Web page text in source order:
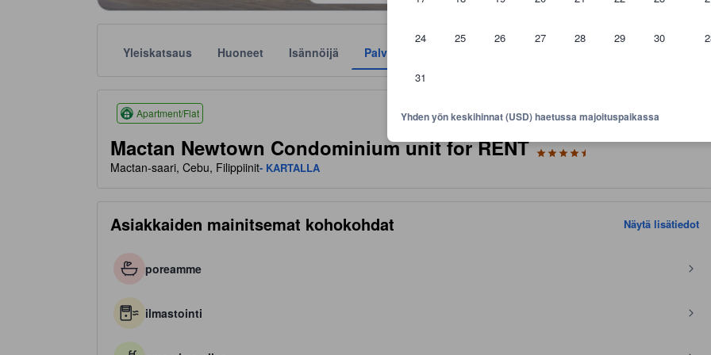
24 25 26 27 28 29 30
31
Yhden yön keskihinnat (USD) haetussa majoituspaikassa
Yleiskatsaus Huoneet Isännöijä Palvelut
Apartment/Flat
Mactan Newtown Condominium unit for RENT
Mactan-saari, Cebu, Filippiinit- KARTALLA
Asiakkaiden mainitsemat kohokohdat Näytä lisätiedot
poreamme
ilmastointi